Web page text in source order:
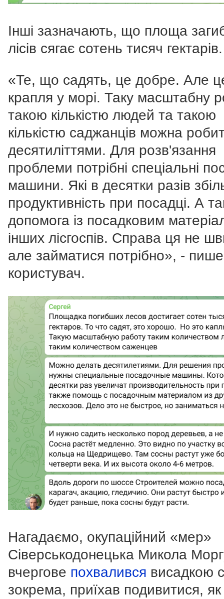
Інші зазначають, що площа
лісів сягає сотень тисяч гектарів.
«Те, що садять, це добре. Але
крапля у морі. Таку масштабну
такою кількістю людей та такою
кількістю саджанців можна
десятиліттями. Для розв'язання
проблеми потрібні спеціальні
машини. Які в десятки разів
продуктивність при посадці. А
допомога із посадковим
інших лісгоспів. Справа ця не
але займатися потрібно», - пише
користувач.
Нагадаємо, окупаційний «мер»
Сіверськодонецька Микола
вчергове похвалився висадкою
зокрема, приїхав подивитися, як